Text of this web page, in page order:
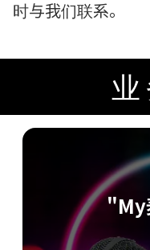
时与我们联系。
"My